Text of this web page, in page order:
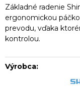
Základné radenie
ergonomickou
prevodu, vďaka
kontrolou.
Výrobca: